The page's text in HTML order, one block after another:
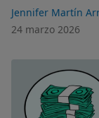
tratamiento. Aquí
fisioterapeuta,
Jennifer Martín
24 marzo 2026